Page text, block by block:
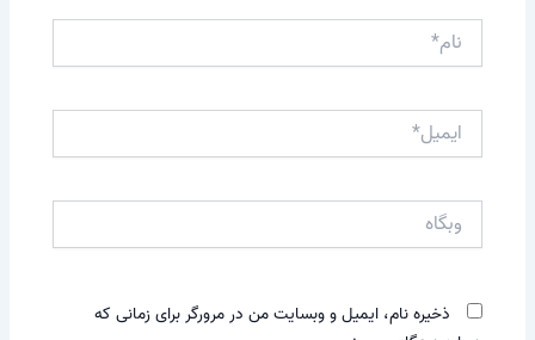
نام*
ایمیل*
وبگاه
ذخیره نام، ایمیل و وبسایت من در مرورگر برای زمانی که